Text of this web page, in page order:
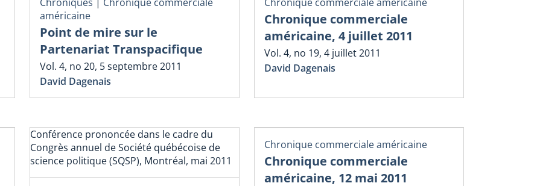
américaine
Point de mire sur le
Partenariat Transpacifique
Vol. 4, no 20, 5 septembre 2011
David Dagenais
Chronique commerciale
américaine, 4 juillet 2011
Vol. 4, no 19, 4 juillet 2011
David Dagenais
Conférence prononcée dans le cadre du
Congrès annuel de Société québécoise de
science politique (SQSP), Montréal, mai 2011
Chronique commerciale américaine
Chronique commerciale
américaine, 12 mai 2011